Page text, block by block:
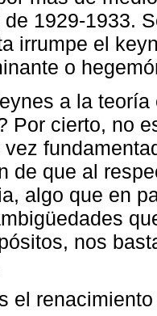
1929-1933.
irrumpe el
o
a la
Por cierto, no
de que al
algo que en
nos
el